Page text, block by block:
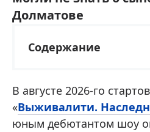
Долматове
Содержание
В августе 2026-го
«Выживалити.
юным дебютантом шоу